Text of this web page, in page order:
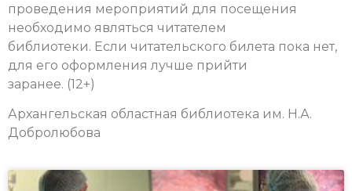
проведения мероприятий для посещения
необходимо являться читателем
библиотеки. Если читательского билета пока нет,
для его оформления лучше прийти
заранее. (12+)
Архангельская областная библиотека им. Н.А.
Добролюбова